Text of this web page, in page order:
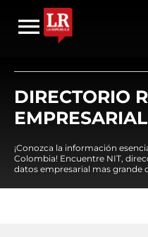
DIRECTORIO
EMPRESARIAL
¡Conozca la información
Colombia! Encuentre NIT,
datos empresarial mas grande